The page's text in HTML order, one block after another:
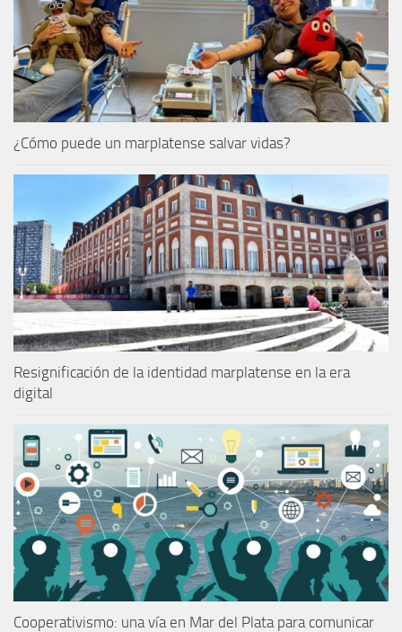
¿Cómo puede un marplatense salvar vidas?
Resignificación de la identidad marplatense en la era
digital
Cooperativismo: una vía en Mar del Plata para comunicar